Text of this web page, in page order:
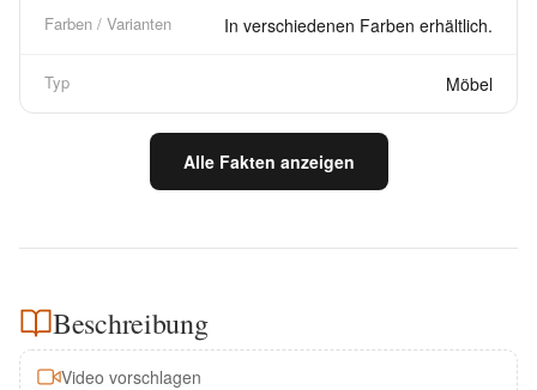
Farben / Varianten In verschiedenen Farben erhältlich.
Typ Möbel
Alle Fakten anzeigen
Beschreibung
Video vorschlagen